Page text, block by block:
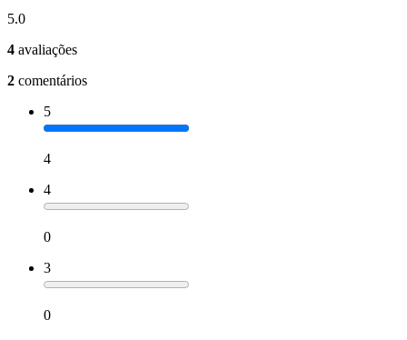
5.0
4 avaliações
2 comentários
5
4
4
0
3
0